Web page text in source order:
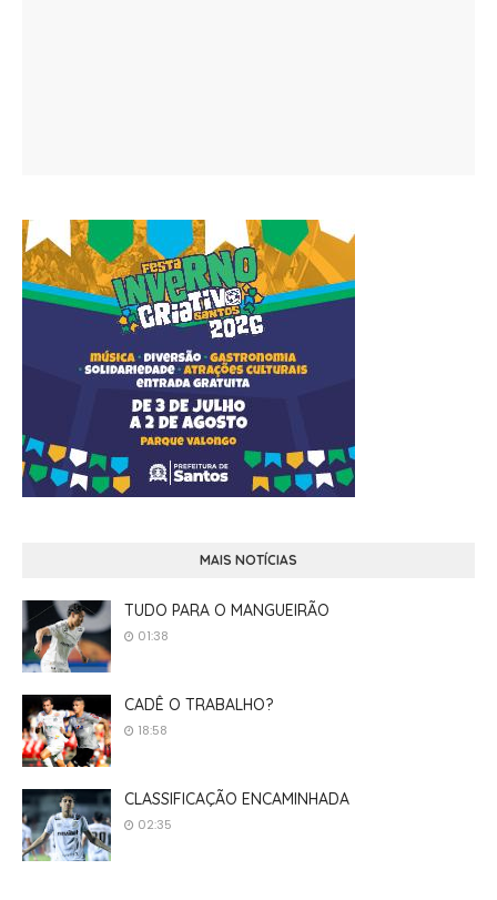
MAIS NOTÍCIAS
TUDO PARA O MANGUEIRÃO
01:38
CADÊ O TRABALHO?
18:58
CLASSIFICAÇÃO ENCAMINHADA
02:35